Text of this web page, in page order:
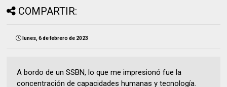
COMPARTIR:
lunes, 6 de febrero de 2023
A bordo de un SSBN, lo que me impresionó fue la
concentración de capacidades humanas y tecnología.